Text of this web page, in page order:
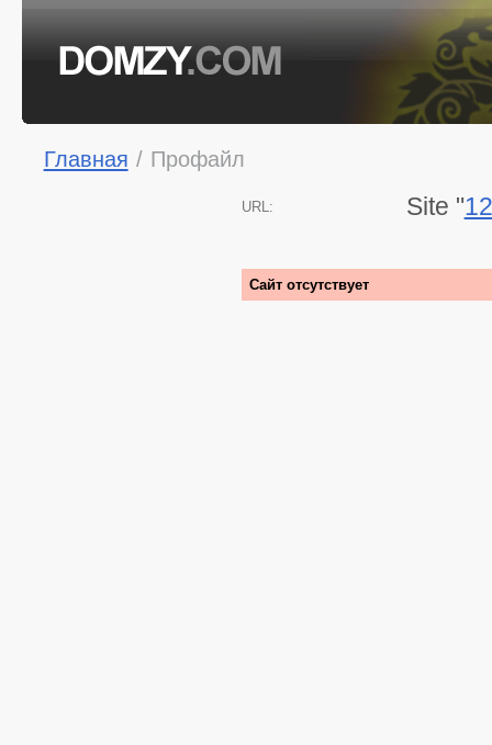
Главная / Профайл
URL: Site "
Сайт отсутствует